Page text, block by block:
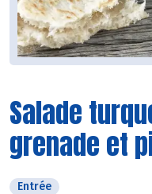
Salade
grenade et
Entrée